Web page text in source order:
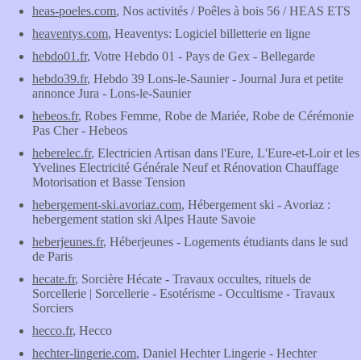
heas-poeles.com, Nos activités / Poêles à bois 56 / HEAS ETS
heaventys.com, Heaventys: Logiciel billetterie en ligne
hebdo01.fr, Votre Hebdo 01 - Pays de Gex - Bellegarde
hebdo39.fr, Hebdo 39 Lons-le-Saunier - Journal Jura et petite
annonce Jura - Lons-le-Saunier
hebeos.fr, Robes Femme, Robe de Mariée, Robe de Cérémonie
Pas Cher - Hebeos
heberelec.fr, Electricien Artisan dans l'Eure, L'Eure-et-Loir et les
Yvelines Electricité Générale Neuf et Rénovation Chauffage
Motorisation et Basse Tension
hebergement-ski.avoriaz.com, Hébergement ski - Avoriaz :
hebergement station ski Alpes Haute Savoie
heberjeunes.fr, Héberjeunes - Logements étudiants dans le sud
de Paris
hecate.fr, Sorcière Hécate - Travaux occultes, rituels de
Sorcellerie | Sorcellerie - Esotérisme - Occultisme - Travaux
Sorciers
hecco.fr, Hecco
hechter-lingerie.com, Daniel Hechter Lingerie - Hechter